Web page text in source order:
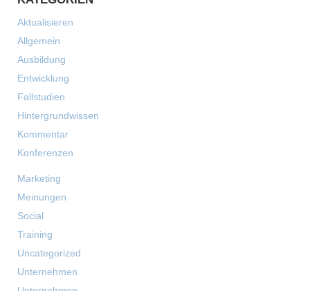
Aktualisieren
Allgemein
Ausbildung
Entwicklung
Fallstudien
Hintergrundwissen
Kommentar
Konferenzen
Marketing
Meinungen
Social
Training
Uncategorized
Unternehmen